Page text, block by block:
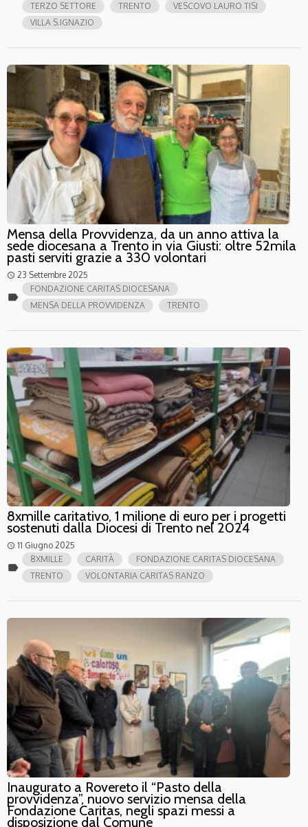
TERZO SETTORE
TRENTO
VESCOVO LAURO TISI
VILLA S.IGNAZIO
Mensa della Provvidenza, da un anno attiva la
sede diocesana a Trento in via Giusti: oltre 52mila
pasti serviti grazie a 330 volontari
access_time 23 Settembre 2025
label
FONDAZIONE CARITAS DIOCESANA
MENSA DELLA PROVVIDENZA
TRENTO
8xmille caritativo, 1 milione di euro per i progetti
sostenuti dalla Diocesi di Trento nel 2024
access_time 11 Giugno 2025
label
8XMILLE CARITÀ
FONDAZIONE CARITAS DIOCESANA
TRENTO
VOLONTARIA CARITAS RANZO
Inaugurato a Rovereto il “Pasto della
provvidenza”, nuovo servizio mensa della
Fondazione Caritas, negli spazi messi a
disposizione dal Comune